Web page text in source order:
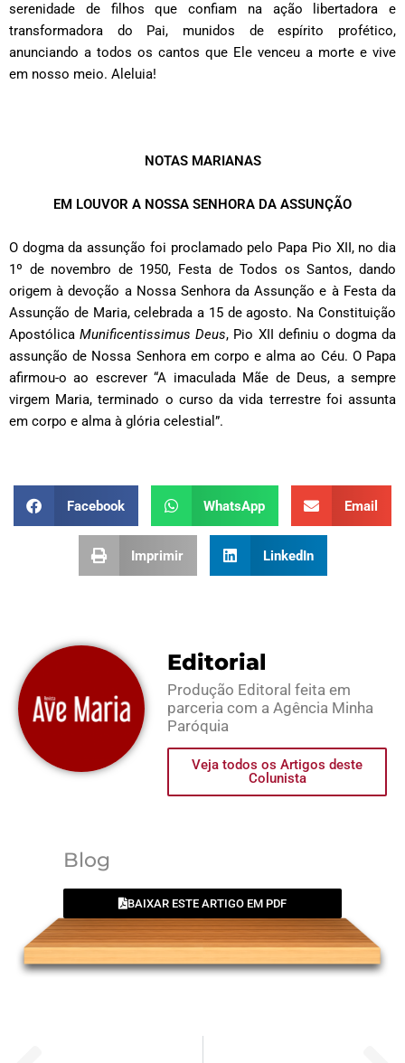
serenidade de filhos que confiam na ação libertadora e
transformadora do Pai, munidos de espírito profético,
anunciando a todos os cantos que Ele venceu a morte e vive
em nosso meio. Aleluia!
NOTAS MARIANAS
EM LOUVOR A NOSSA SENHORA DA ASSUNÇÃO
O dogma da assunção foi proclamado pelo Papa Pio XII, no dia
1º de novembro de 1950, Festa de Todos os Santos, dando
origem à devoção a Nossa Senhora da Assunção e à Festa da
Assunção de Maria, celebrada a 15 de agosto. Na Constituição
ApostólicaMunificentissimus Deus, Pio XII definiu o dogma da
assunção de Nossa Senhora em corpo e alma ao Céu. O Papa
afirmou-o ao escrever “A imaculada Mãe de Deus, a sempre
virgem Maria, terminado o curso da vida terrestre foi assunta
em corpo e alma à glória celestial”.
Facebook WhatsApp Email
Imprimir LinkedIn
Editorial
Produção Editoral feita em
parceria com a Agência Minha
Paróquia
Veja todos os Artigos deste
Colunista
Blog
BAIXAR ESTE ARTIGO EM PDF